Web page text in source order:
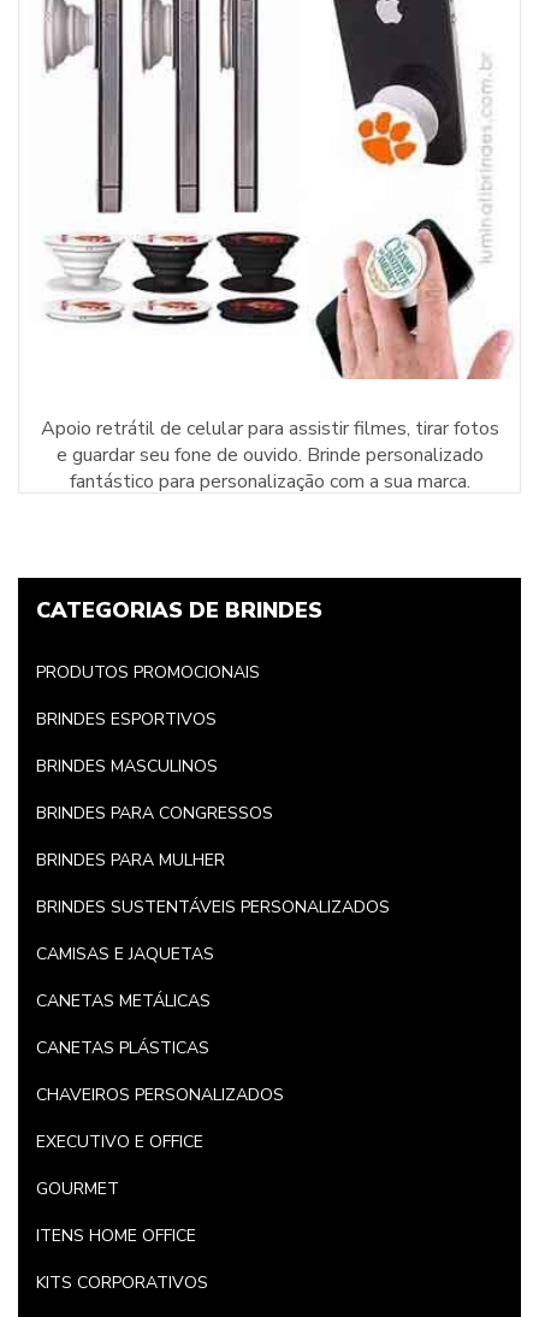
Apoio retrátil de celular para assistir filmes, tirar fotos
e guardar seu fone de ouvido. Brinde personalizado
fantástico para personalização com a sua marca.
CATEGORIAS DE BRINDES
PRODUTOS PROMOCIONAIS
BRINDES ESPORTIVOS
BRINDES MASCULINOS
BRINDES PARA CONGRESSOS
BRINDES PARA MULHER
BRINDES SUSTENTÁVEIS PERSONALIZADOS
CAMISAS E JAQUETAS
CANETAS METÁLICAS
CANETAS PLÁSTICAS
CHAVEIROS PERSONALIZADOS
EXECUTIVO E OFFICE
GOURMET
ITENS HOME OFFICE
KITS CORPORATIVOS